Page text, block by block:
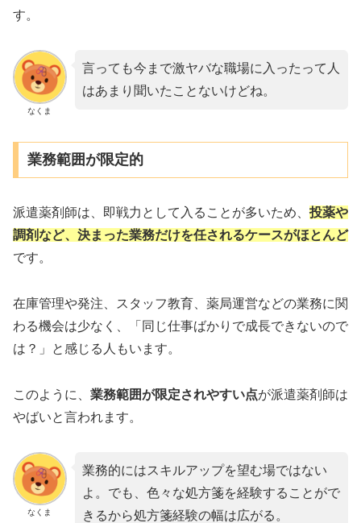
す。
なくま
言っても今まで激ヤバな職場に入ったって人
はあまり聞いたことないけどね。
業務範囲が限定的
派遣薬剤師は、即戦力として入ることが多いため、 投薬や
調剤など、 決まった業務だけを任されるケースがほとんど
です。
在庫管理や発注、スタッフ教育、薬局運営などの業務に関
わる機会は少なく、「同じ仕事ばかりで成長できないので
は？」と感じる人もいます。
このように、 業務範囲が限定されやすい点が派遣薬剤師は
やばいと言われます。
なくま
業務的にはスキルアップを望む場ではない
よ。でも、色々な処方箋を経験することがで
きるから処方箋経験の幅は広がる。